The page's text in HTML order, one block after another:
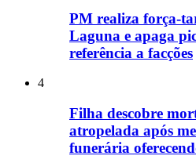
PM realiza força-
Laguna e apaga
referência a facções
4
Filha descobre
atropelada após
funerária